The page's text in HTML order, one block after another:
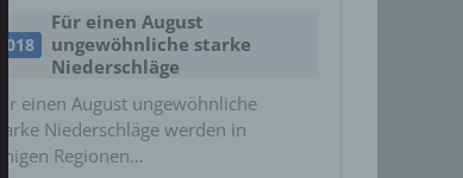
2018
Für einen August
ungewöhnliche starke
Niederschläge
Für einen August ungewöhnliche
starke Niederschläge werden in
einigen Regionen…